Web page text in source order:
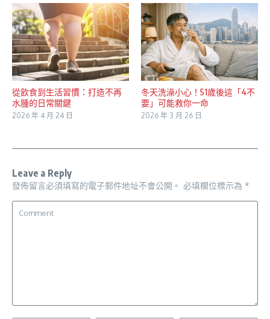
從飲食到生活習慣：打造不再
水腫的日常關鍵
2026 年 4 月 24 日
冬天洗澡小心！51歲後這「4不
要」可能救你一命
2026 年 3 月 26 日
Leave a Reply
發佈留言必須填寫的電子郵件地址不會公開。 必填欄位標示為 *